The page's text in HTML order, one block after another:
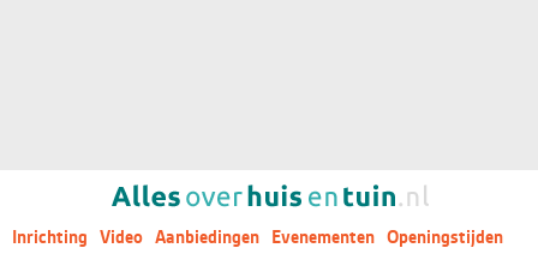
Inrichting Video Aanbiedingen Evenementen Openingstijden